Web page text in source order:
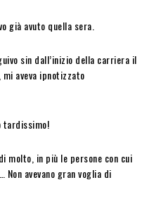
già avuto quella sera.
sin dall’inizio della carriera il
aveva ipnotizzato
tardissimo!
molto, in più le persone con cui
avevano gran voglia di